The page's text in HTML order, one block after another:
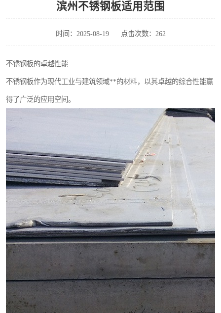
滨州不锈钢板适用范围
时间：2025-08-19 点击次数：262
不锈钢板的卓越性能
不锈钢板作为现代工业与建筑领域**的材料，以其卓越的综合性能赢
得了广泛的应用空间。